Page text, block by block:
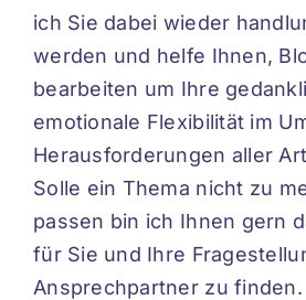
ich Sie dabei wieder
werden und helfe Ihnen,
bearbeiten um Ihre
emotionale Flexibilität im
Herausforderungen aller
Solle ein Thema nicht zu
passen bin ich Ihnen gern
für Sie und Ihre
Ansprechpartner zu finden.